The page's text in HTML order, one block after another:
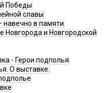
Победы
славы
навечно в памяти
Новгорода и Новгородской
- Герои подполья
О выставке.